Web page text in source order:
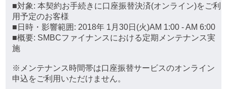
■対象: 本契約お手続きに口座振替決済(オンライン)をご利
用予定のお客様
■日時・影響範囲: 2018年 1月30日(火)AM 1:00 - AM 6:00
■概要: SMBCファイナンスにおける定期メンテナンス実
施
※メンテナンス時間帯は口座振替サービスのオンライン
申込をご利用いただけません。